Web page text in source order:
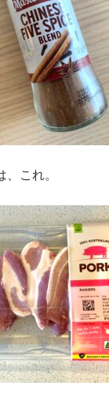
これ。